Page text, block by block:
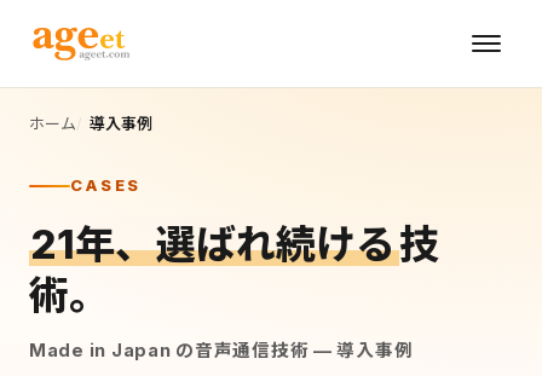
ホーム 導入事例
CASES
21年、選ばれ続ける技
術。
Made in Japan の音声通信技術 — 導入事例